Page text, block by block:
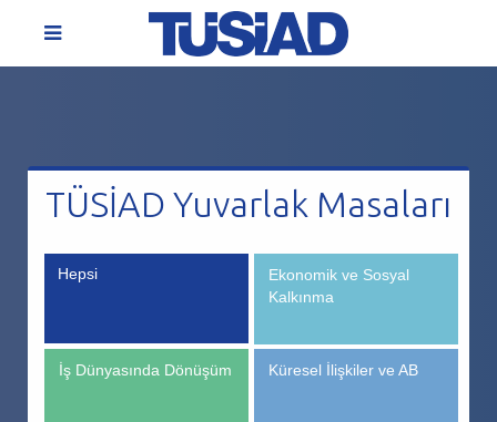
TÜSİAD Yuvarlak Masaları
Hepsi
Ekonomik ve Sosyal
Kalkınma
İş Dünyasında Dönüşüm Küresel İlişkiler ve AB